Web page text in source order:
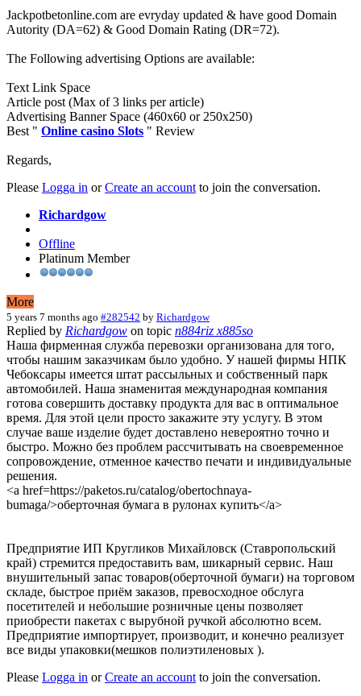
Jackpotbetonline.com are evryday updated & have good Domain
Autority (DA=62) & Good Domain Rating (DR=72).
The Following advertising Options are available:
Text Link Space
Article post (Max of 3 links per article)
Advertising Banner Space (460x60 or 250x250)
Best " Online casino Slots " Review
Regards,
Please Logga in orCreate an account to join the conversation.
Richardgow
Offline
Platinum Member
More
5 years 7 months ago #282542 by Richardgow
Replied by Richardgow on topic n884riz x885so
Наша фирменная служба перевозки организована для того,
чтобы нашим заказчикам было удобно. У нашей фирмы НПК
Чебоксары имеется штат рассыльных и собственный парк
автомобилей. Наша знаменитая международная компания
готова совершить доставку продукта для вас в оптимальное
время. Для этой цели просто закажите эту услугу. В этом
случае ваше изделие будет доставлено невероятно точно и
быстро. Можно без проблем рассчитывать на своевременное
сопровождение, отменное качество печати и индивидуальные
решения.
<a href=https://paketos.ru/catalog/obertochnaya-
bumaga/>оберточная бумага в рулонах купить</a>
Предприятие ИП Кругликов Михайловск (Ставропольский
край) стремится предоставить вам, шикарный сервис. Наш
внушительный запас товаров(оберточной бумаги) на торговом
складе, быстрое приём заказов, превосходное обслуга
посетителей и небольшие розничные цены позволяет
приобрести пакетах с вырубной ручкой абсолютно всем.
Предприятие импортирует, производит, и конечно реализует
все виды упаковки(мешков полиэтиленовых ).
Please Logga in orCreate an account to join the conversation.